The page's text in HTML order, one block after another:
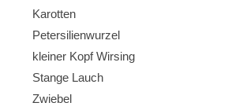
Karotten
Kopf Wirsing
Stange Lauch
Zwiebel